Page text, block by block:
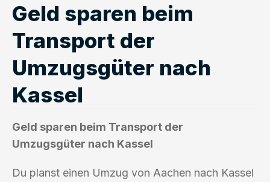
Geld sparen beim
Transport der
Umzugsgüter nach
Kassel
Geld sparen beim Transport der
Umzugsgüter nach Kassel
Du planst einen Umzug von Aachen nach Kassel